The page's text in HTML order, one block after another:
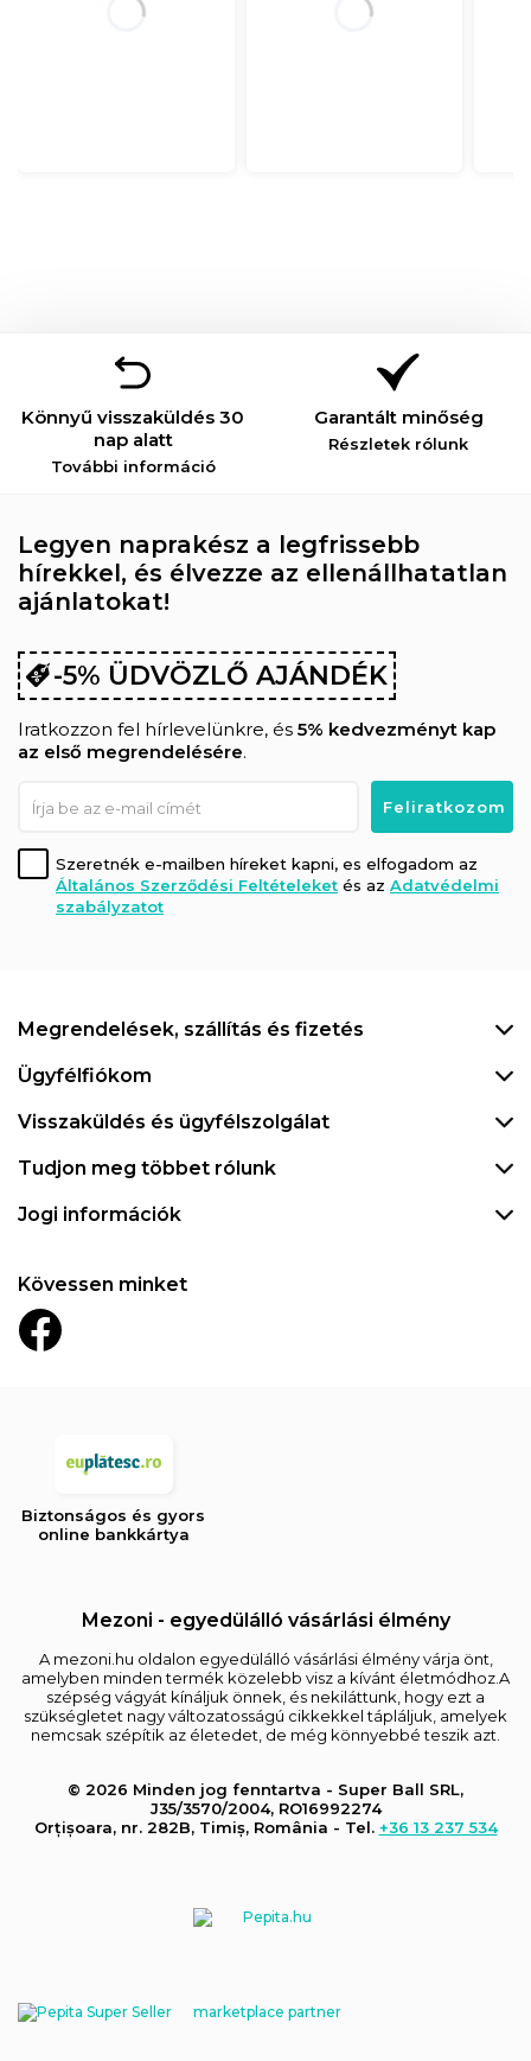
Könnyű visszaküldés 30
nap alatt
További információ
Garantált minőség
Részletek rólunk
Legyen naprakész a legfrissebb
hírekkel, és élvezze az ellenállhatatlan
ajánlatokat!
-5% ÜDVÖZLŐ AJÁNDÉK
Iratkozzon fel hírlevelünkre, és 5% kedvezményt kap
az első megrendelésére.
Szeretnék e-mailben híreket kapni, es elfogadom az
Általános Szerződési Feltételeket és az Adatvédelmi
szabályzatot
Megrendelések, szállítás és fizetés
Ügyfélfiókom
Visszaküldés és ügyfélszolgálat
Tudjon meg többet rólunk
Jogi információk
Kövessen minket
Biztonságos és gyors
online bankkártya
Mezoni - egyedülálló vásárlási élmény
A mezoni.hu oldalon egyedülálló vásárlási élmény várja önt,
amelyben minden termék közelebb visz a kívánt életmódhoz.A
szépség vágyát kínáljuk önnek, és nekiláttunk, hogy ezt a
szükségletet nagy változatosságú cikkekkel tápláljuk, amelyek
nemcsak szépítik az életedet, de még könnyebbé teszik azt.
© 2026 Minden jog fenntartva - Super Ball SRL,
J35/3570/2004, RO16992274
Orțișoara, nr. 282B, Timiș, România - Tel. +36 13 237 534
marketplace partner